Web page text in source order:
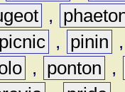
,
picnic , pinin
, ponton
,